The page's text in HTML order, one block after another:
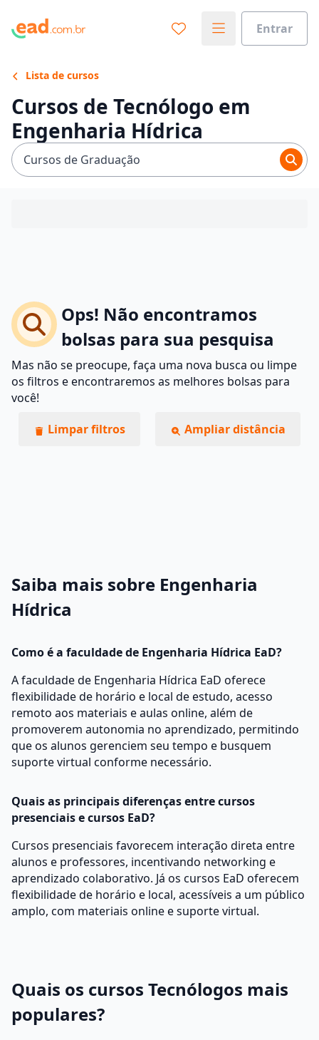
Entrar
Lista de cursos
Cursos de Tecnólogo em
Engenharia Hídrica
Cursos de Graduação
Ops! Não encontramos
bolsas para sua pesquisa
Mas não se preocupe, faça uma nova busca ou limpe
os filtros e encontraremos as melhores bolsas para
você!
Limpar filtros
Ampliar distância
Saiba mais sobre Engenharia
Hídrica
Como é a faculdade de Engenharia Hídrica EaD?
A faculdade de Engenharia Hídrica EaD oferece
flexibilidade de horário e local de estudo, acesso
remoto aos materiais e aulas online, além de
promoverem autonomia no aprendizado, permitindo
que os alunos gerenciem seu tempo e busquem
suporte virtual conforme necessário.
Quais as principais diferenças entre cursos
presenciais e cursos EaD?
Cursos presenciais favorecem interação direta entre
alunos e professores, incentivando networking e
aprendizado colaborativo. Já os cursos EaD oferecem
flexibilidade de horário e local, acessíveis a um público
amplo, com materiais online e suporte virtual.
Quais os cursos Tecnólogos mais
populares?